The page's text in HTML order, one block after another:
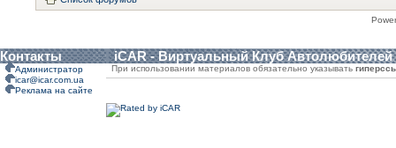
Контакты iCAR - Виртуальный Клуб Автолюбителей
Администратор
icar@icar.com.ua
Реклама на сайте
При использовании материалов обязательно указывать